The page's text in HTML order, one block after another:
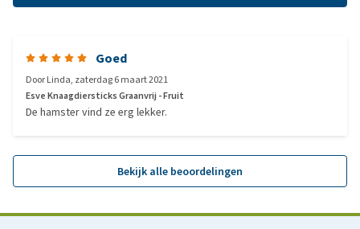
Goed
DoorLinda, zaterdag 6 maart 2021
Esve Knaagdiersticks Graanvrij - Fruit
De hamster vind ze erg lekker.
Bekijk alle beoordelingen